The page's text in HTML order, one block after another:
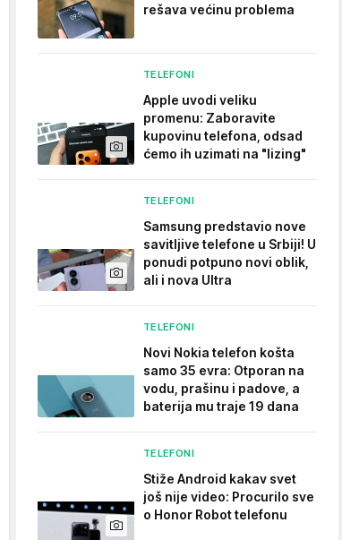
rešava većinu problema
TELEFONI
Apple uvodi veliku
promenu: Zaboravite
kupovinu telefona, odsad
ćemo ih uzimati na "lizing"
TELEFONI
Samsung predstavio nove
savitljive telefone u Srbiji! U
ponudi potpuno novi oblik,
ali i nova Ultra
TELEFONI
Novi Nokia telefon košta
samo 35 evra: Otporan na
vodu, prašinu i padove, a
baterija mu traje 19 dana
TELEFONI
Stiže Android kakav svet
još nije video: Procurilo sve
o Honor Robot telefonu